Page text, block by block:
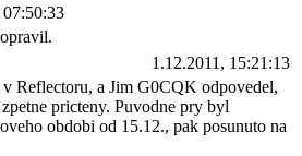
07:50:33
1.12.2011, 15:21:13
Reflectoru, a Jim G0CQK odpovedel,
pricteny. Puvodne pry byl
obdobi od 15.12., pak posunuto na